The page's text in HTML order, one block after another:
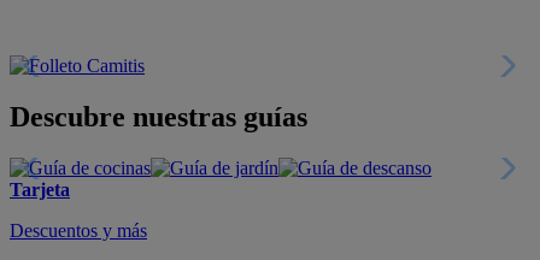
Descubre nuestras guías
Tarjeta
Descuentos y más